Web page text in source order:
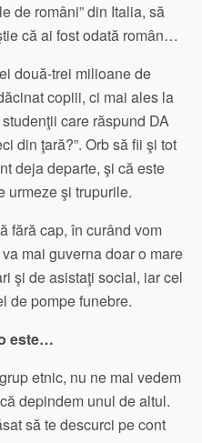
de români” din Italia, să
că ai fost odată român…
două-trei milioane de
copiii, ci mai ales la
care răspund DA
din ţară?”. Orb să fii şi tot
deja departe, şi că este
urmeze şi trupurile.
fără cap, în curând vom
mai guverna doar o mare
şi de asistaţi social, iar cel
de pompe funebre.
este…
etnic, nu ne mai vedem
depindem unul de altul.
să te descurci pe cont